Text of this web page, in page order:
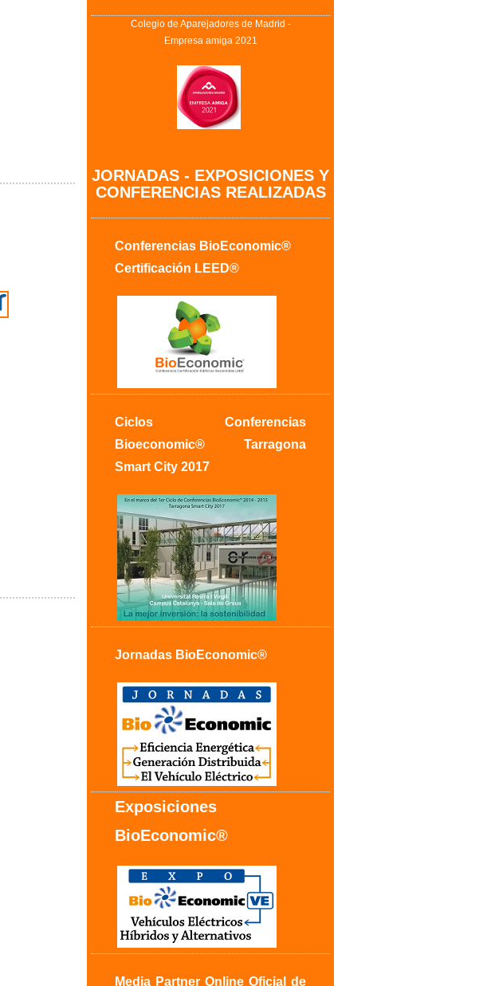
Colegio de Aparejadores de Madrid -
Empresa amiga 2021
JORNADAS - EXPOSICIONES Y
CONFERENCIAS REALIZADAS
Conferencias BioEconomic®
Certificación LEED®
Ciclos Conferencias
Bioeconomic® Tarragona
Smart City 2017
Jornadas BioEconomic®
Exposiciones
BioEconomic®
Media Partner Online Oficial de